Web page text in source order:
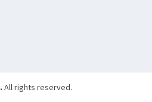
. All rights reserved.